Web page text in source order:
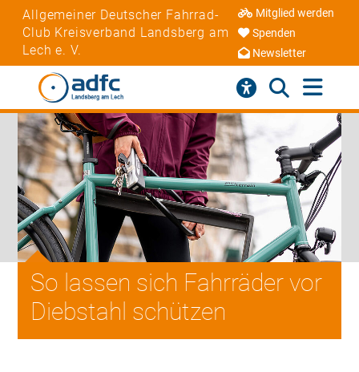
Allgemeiner Deutscher Fahrrad-
Club Kreisverband Landsberg am
Lech e. V.
Mitglied werden
Spenden
Newsletter
So lassen sich Fahrräder vor
Diebstahl schützen